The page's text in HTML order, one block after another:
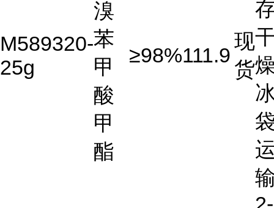
M589320-
25g
溴
苯
甲
酸
甲
酯
≥98%111.9
现
货